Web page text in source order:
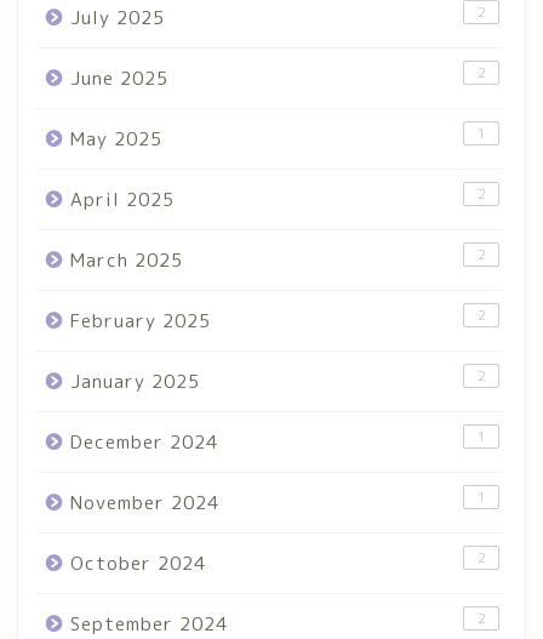
July 2025 2
June 2025 2
May 2025 1
April 2025 2
March 2025 2
February 2025 2
January 2025 2
December 2024 1
November 2024 1
October 2024 2
September 2024 2